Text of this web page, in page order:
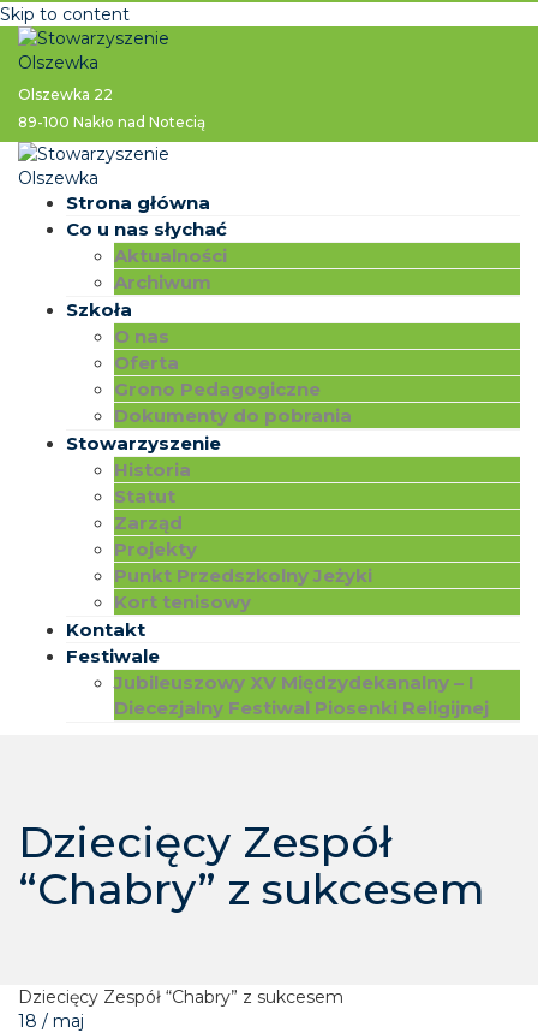
Skip to content
Olszewka 22
89-100 Nakło nad Notecią
Strona główna
Co u nas słychać
Aktualności
Archiwum
Szkoła
O nas
Oferta
Grono Pedagogiczne
Dokumenty do pobrania
Stowarzyszenie
Historia
Statut
Zarząd
Projekty
Punkt Przedszkolny Jeżyki
Kort tenisowy
Kontakt
Festiwale
Jubileuszowy XV Międzydekanalny – I
Diecezjalny Festiwal Piosenki Religijnej
Dziecięcy Zespół
“Chabry” z sukcesem
Dziecięcy Zespół “Chabry” z sukcesem
18 / maj